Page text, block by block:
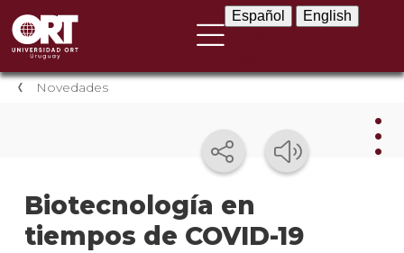
Español English
Novedades
Biotecnología en
tiempos de COVID-19